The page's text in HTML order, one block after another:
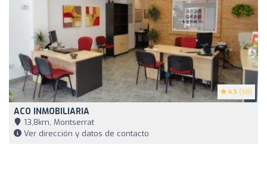
4.5 (58)
ACO INMOBILIARIA
13,8km, Montserrat
Ver dirección y datos de contacto